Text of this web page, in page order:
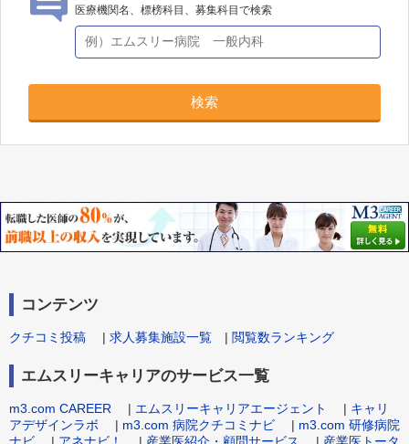
医療機関名、標榜科目、募集科目で検索
検索
コンテンツ
クチコミ投稿 | 求人募集施設一覧 | 閲覧数ランキング
エムスリーキャリアのサービス一覧
m3.com CAREER | エムスリーキャリアエージェント | キャリ
アデザインラボ | m3.com 病院クチコミナビ | m3.com 研修病院